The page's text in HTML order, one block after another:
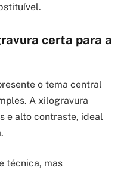
certa para a
o tema central
A xilogravura
e alto contraste, ideal
técnica, mas